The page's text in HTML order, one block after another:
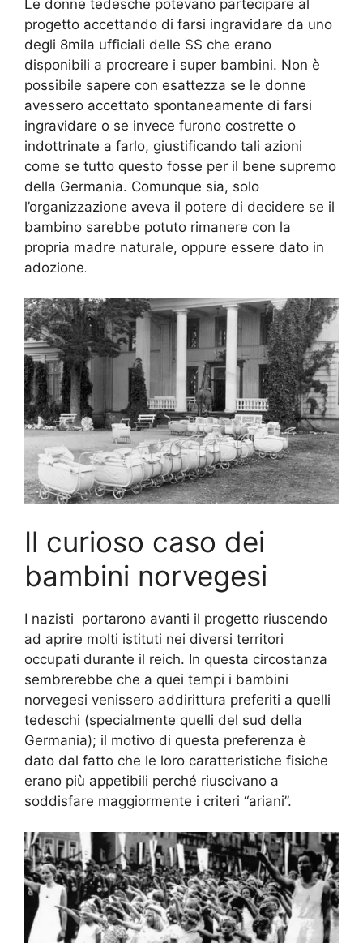
Le donne tedesche potevano partecipare al
progetto accettando di farsi ingravidare da uno
degli 8mila ufficiali delle SS che erano
disponibili a procreare i super bambini. Non è
possibile sapere con esattezza se le donne
avessero accettato spontaneamente di farsi
ingravidare o se invece furono costrette o
indottrinate a farlo, giustificando tali azioni
come se tutto questo fosse per il bene supremo
della Germania. Comunque sia, solo
l’organizzazione aveva il potere di decidere se il
bambino sarebbe potuto rimanere con la
propria madre naturale, oppure essere dato in
adozione.
Il curioso caso dei
bambini norvegesi
I nazisti portarono avanti il progetto riuscendo
ad aprire molti istituti nei diversi territori
occupati durante il reich. In questa circostanza
sembrerebbe che a quei tempi i bambini
norvegesi venissero addirittura preferiti a quelli
tedeschi (specialmente quelli del sud della
Germania); il motivo di questa preferenza è
dato dal fatto che le loro caratteristiche fisiche
erano più appetibili perché riuscivano a
soddisfare maggiormente i criteri “ariani”.